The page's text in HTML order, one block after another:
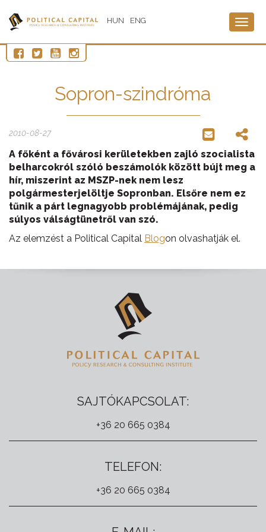
HUN ENG
Sopron-szindróma
2010-08-27
A főként a fővárosi kerületekben zajló szocialista
belharcokról szóló beszámolók között bújt meg a
hír, miszerint az MSZP-nek nem lesz
polgármesterjelöltje Sopronban. Elsőre nem ez
tűnik a párt legnagyobb problémájának, pedig
súlyos válságtünetről van szó.
Az elemzést a Political Capital Blogon olvashatják el.
SAJTÓKAPCSOLAT:
+36 20 665 0384
TELEFON:
+36 20 665 0384